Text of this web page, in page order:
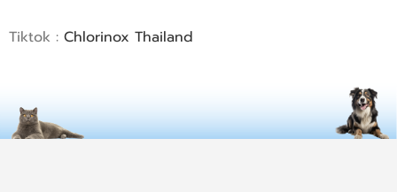
Tiktok : Chlorinox Thailand